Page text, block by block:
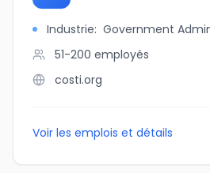
Industrie: Government
51-200 employés
costi.org
Voir les emplois et détails